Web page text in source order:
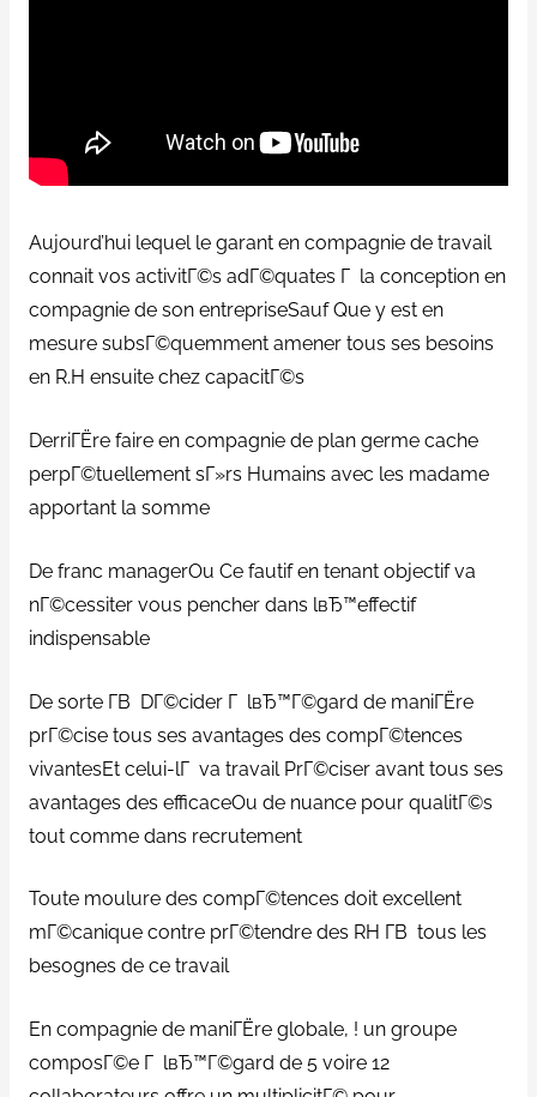
Aujourd’hui lequel le garant en compagnie de travail
connait vos activitГ©s adГ©quates Г la conception en
compagnie de son entrepriseSauf Que y est en
mesure subsГ©quemment amener tous ses besoins
en R.H ensuite chez capacitГ©s
DerriГЁre faire en compagnie de plan germe cache
perpГ©tuellement sГ»rs Humains avec les madame
apportant la somme
De franc managerOu Ce fautif en tenant objectif va
nГ©cessiter vous pencher dans lвЂ™effectif
indispensable
De sorte Г­В DГ©cider Г lвЂ™Г©gard de maniГЁre
prГ©cise tous ses avantages des compГ©tences
vivantesEt celui-lГ va travail PrГ©ciser avant tous ses
avantages des efficaceOu de nuance pour qualitГ©s
tout comme dans recrutement
Toute moulure des compГ©tences doit excellent
mГ©canique contre prГ©tendre des RH Г­В tous les
besognes de ce travail
En compagnie de maniГЁre globale, ! un groupe
composГ©e Г lвЂ™Г©gard de 5 voire 12